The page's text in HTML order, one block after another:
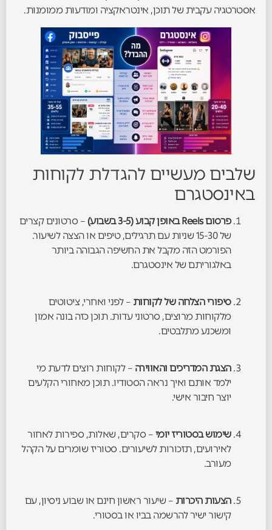
אסטרטגיה עקבית של תוכן, אינטראקציה ומודעות ממומנות.
שלבים מעשיים להגדלת לקוחות
באינסטגרם
פרסום Reels באופן קבוע (3-5 בשבוע)
– סרטונים קצרים
של 15-30 שניות עם תרגילים, טיפים או הצצה לשיעור.
הפורמט הזה מקבל את החשיפה הגבוהה ביותר
באלגוריתם של אינסטגרם.
סיפורי הצלחה של לקוחות – לפני ואחרי, ציטוטים
מלקוחות מרוצים, סרטוני עדות. תוכן כזה בונה אמון
ומשכנע מתלבטים.
הצגת המדריכים והאווירה – לקוחות רוצים לדעת מי
ילמד אותם ואיך נראה הסטודיו. תוכן מאחורי הקלעים
יוצר חיבור אישי.
שימוש בסטוריז יומי – סקרים, שאלות, ספירות לאחור
לאירועים, תזכורות לשיעורים. סטוריז שומרים על הקהל
מעורב.
הצעות היכרות – שיעור ראשון חינם או שבוע ניסיון, עם
קישור ישיר להרשמה בביו או בסטורי.